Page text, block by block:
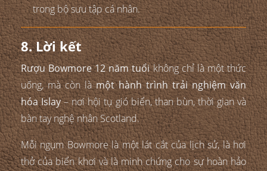
trong bộ sưu tập cá nhân.
8. Lời kết
Rượu Bowmore 12 năm tuổikhông chỉ là một thức
uống, mà còn làmột hành trình trải nghiệm văn
hóa Islay– nơi hội tụ gió biển, than bùn, thời gian và
bàn tay nghệ nhân Scotland.
Mỗi ngụm Bowmore là một lát cắt của lịch sử, là hơi
thở của biển khơi và là minh chứng cho sự hoàn hảo